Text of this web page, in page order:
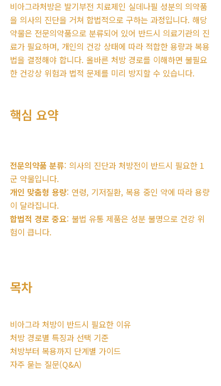
비아그라처방은 발기부전 치료제인 실데나필 성분의 의약품
을 의사의 진단을 거쳐 합법적으로 구하는 과정입니다. 해당
약물은 전문의약품으로 분류되어 있어 반드시 의료기관의 진
료가 필요하며, 개인의 건강 상태에 따라 적합한 용량과 복용
법을 결정해야 합니다. 올바른 처방 경로를 이해하면 불필요
한 건강상 위험과 법적 문제를 미리 방지할 수 있습니다.
핵심 요약
전문의약품 분류: 의사의 진단과 처방전이 반드시 필요한 1
군 약물입니다.
개인 맞춤형 용량: 연령, 기저질환, 복용 중인 약에 따라 용량
이 달라집니다.
합법적 경로 중요: 불법 유통 제품은 성분 불명으로 건강 위
험이 큽니다.
목차
비아그라 처방이 반드시 필요한 이유
처방 경로별 특징과 선택 기준
처방부터 복용까지 단계별 가이드
자주 묻는 질문(Q&A)